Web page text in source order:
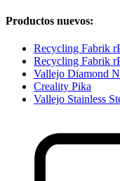
Productos nuevos:
Recycling Fabrik
Recycling Fabrik
Vallejo Diamond
Creality Pika
Vallejo Stainless